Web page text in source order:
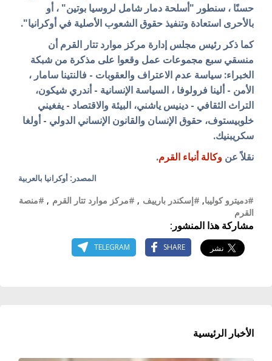
حسنًا ، سنطور "أسلحة دمار شامل لروسيا بوتين" ، أو
بالأحرى استعادة وتنفيذ حقوق الشعوب الأصلية في أوكرانيا".
كما ذكر رئيس مجلس إدارة مركز موارد تتار القرم أن
منسقي سبع مجموعات عمل وقعوا على مذكرة من شبكة
الخبراء: سياسة عدم الاعتراف والعقوبات - فالنتينا سامار ،
الأمن - ألينا فرولوفا ، السياسة الإنسانية - أندري شيكون،
التراث الثقافي - دينيس ياشني، البيئة والاقتصاد - يفغيني
خلوبيستوف، حقوق الإنسان والقانون الإنساني الدولي - أولغا
سكريبنيك.
نقلاً عن وكالة أنباء القرم.
المصدر: أوكرانيا بالعربية
#دميترو كوليبا, #إسكندر بارييف , #مركز موارد تتار القرم , #منصة
القرم
مشاركة هذا المنشور:
SHARE
TELEGRAM
الأخبار الرئيسية